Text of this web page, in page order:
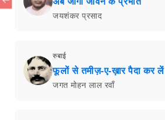
जयशंकर प्रसाद
रुबाई
फूलों से तमीज़-ए-ख़ार पैदा कर लें
जगत मोहन लाल रवाँ